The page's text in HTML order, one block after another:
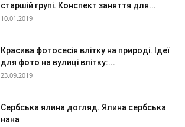
старшій групі. Конспект заняття для...
10.01.2019
Красива фотосесія влітку на природі. Ідеї
для фото на вулиці влітку:...
23.09.2019
Сербська ялина догляд. Ялина сербська
нана